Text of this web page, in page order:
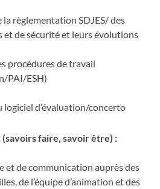
la règlementation SDJES/ des
et de sécurité et leurs évolutions
procédures de travail
PAI/ESH)
logiciel d’évaluation/concerto
faire, savoir être) :
et de communication auprès des
de l’équipe d’animation et des